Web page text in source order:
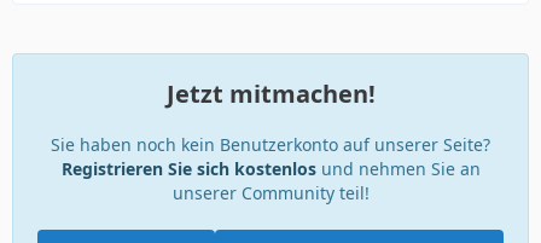
Jetzt mitmachen!
Sie haben noch kein Benutzerkonto auf unserer Seite?
Registrieren Sie sich kostenlosund nehmen Sie an
unserer Community teil!